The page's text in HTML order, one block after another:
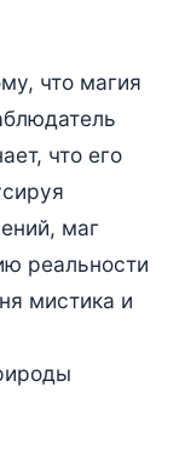
что магия
что его
маг
реальности
мистика и